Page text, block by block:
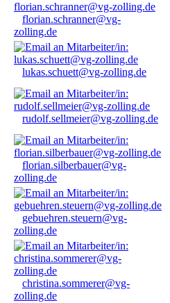
florian.schranner@vg-
zolling.de
lukas.schuett@vg-zolling.de
rudolf.sellmeier@vg-zolling.de
florian.silberbauer@vg-
zolling.de
gebuehren.steuern@vg-
zolling.de
christina.sommerer@vg-
zolling.de